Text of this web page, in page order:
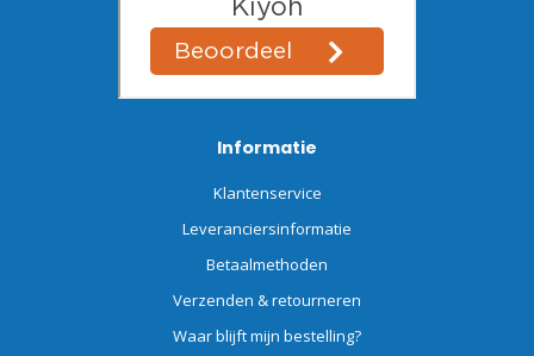
Informatie
Klantenservice
Leveranciersinformatie
Betaalmethoden
Verzenden & retourneren
Waar blijft mijn bestelling?